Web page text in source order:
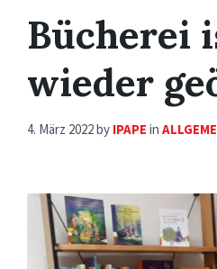
Bücherei
wieder
4. März 2022by IPAPE in